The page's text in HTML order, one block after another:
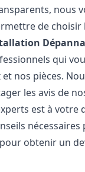
nous
de
qui
nos pièces.
les avis de
est à
obtenir un